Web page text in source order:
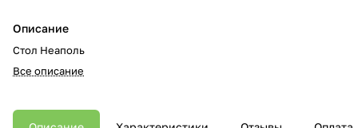
Описание
Стол Неаполь
Все описание